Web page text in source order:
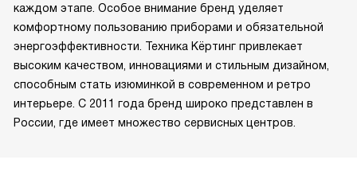
каждом этапе. Особое внимание бренд уделяет
комфортному пользованию приборами и обязательной
энергоэффективности. Техника Кёртинг привлекает
высоким качеством, инновациями и стильным дизайном,
способным стать изюминкой в современном и ретро
интерьере. С 2011 года бренд широко представлен в
России, где имеет множество сервисных центров.